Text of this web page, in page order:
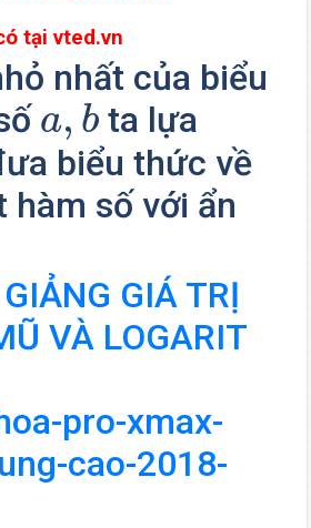
tại vted.vn
nhất của biểu
a, b
a,b ta lựa
biểu thức về
số với ẩn
GIÁ TRỊ
VÀ LOGARIT
pro-xmax-
cao-2018-